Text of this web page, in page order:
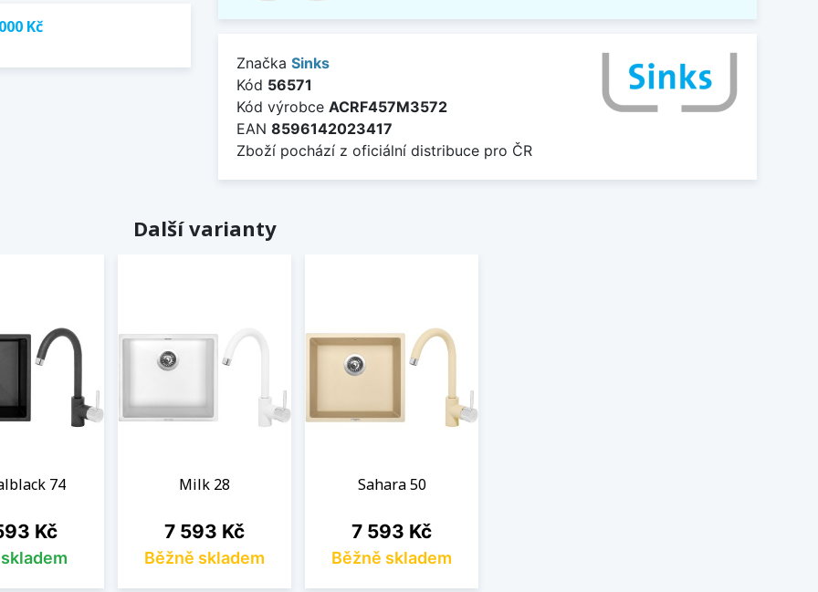
Kč
Značka Sinks
Kód 56571
Kód výrobce ACRF457M3572
EAN 8596142023417
Zboží pochází z oficiální distribuce pro ČR
Další varianty
74
Kč
Milk 28
Cena
7 593 Kč
Běžně skladem
Sahara 50
Cena
7 593 Kč
Běžně skladem